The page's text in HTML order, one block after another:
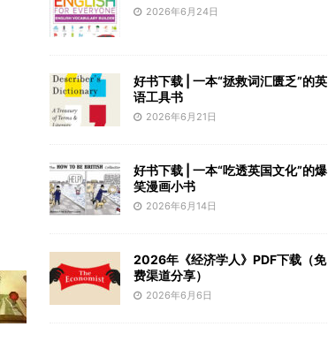
2026年6月24日
好书下载 | 一本“拯救词汇匮乏”的英
语工具书
2026年6月21日
好书下载 | 一本“吃透英国文化”的爆
笑漫画小书
2026年6月14日
2026年《经济学人》PDF下载（免
费渠道分享）
2026年6月6日